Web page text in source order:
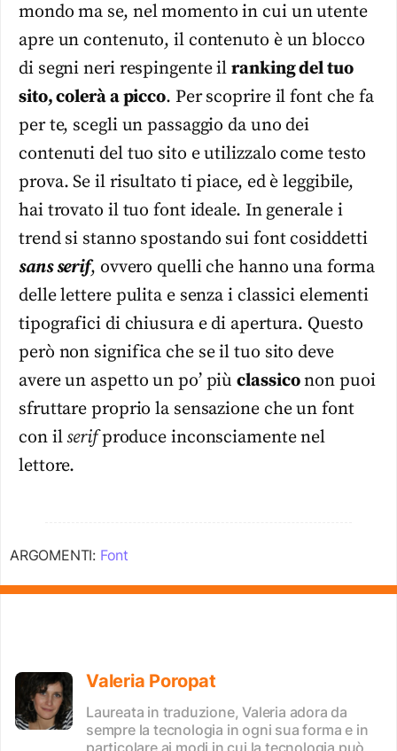
mondo ma se, nel momento in cui un utente
apre un contenuto, il contenuto è un blocco
di segni neri respingente ilranking del tuo
sito, colerà a picco. Per scoprire il font che fa
per te, scegli un passaggio da uno dei
contenuti del tuo sito e utilizzalo come testo
prova. Se il risultato ti piace, ed è leggibile,
hai trovato il tuo font ideale. In generale i
trend si stanno spostando sui font cosiddetti
sans serif, ovvero quelli che hanno una forma
delle lettere pulita e senza i classici elementi
tipografici di chiusura e di apertura. Questo
però non significa che se il tuo sito deve
avere un aspetto un po’ piùclassiconon puoi
sfruttare proprio la sensazione che un font
con ilserifproduce inconsciamente nel
lettore.
ARGOMENTI: Font
Valeria Poropat
Laureata in traduzione, Valeria adora da
sempre la tecnologia in ogni sua forma e in
particolare ai modi in cui la tecnologia può